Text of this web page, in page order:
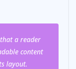
a reader
content
layout.